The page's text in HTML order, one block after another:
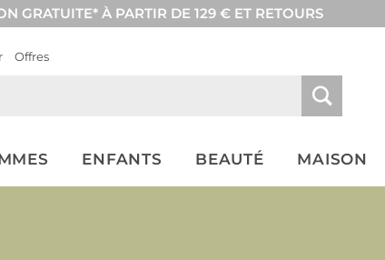
GRATUITE* À PARTIR DE 129 € ET RETOURS
Offres
ENFANTS BEAUTÉ MAISON